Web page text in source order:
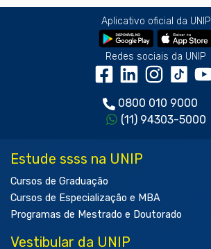
Aplicativo oficial da UNIP
Redes sociais da UNIP
0800 010 9000
(11) 94303-5000
Estude ssss na UNIP
Cursos de Graduação
Cursos de Especialização e MBA
Programas de Mestrado e Doutorado
Vestibular da UNIP